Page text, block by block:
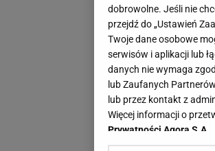
dobrowolne. Jeśli nie
przejdź do „Ustawień
Twoje dane osobowe
serwisów i aplikacji lub
danych nie wymaga
lub Zaufanych
lub przez kontakt z
Więcej informacji o
Prywatności Agora S.A.